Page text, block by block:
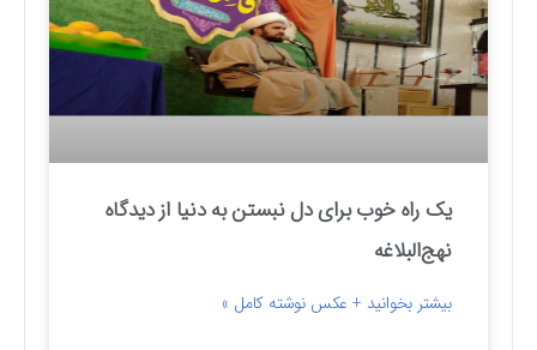
یک راه خوب برای دل نبستن به دنیا از دیدگاه
نهج‌البلاغه
بیشتر بخوانید + عکس نوشته کامل »